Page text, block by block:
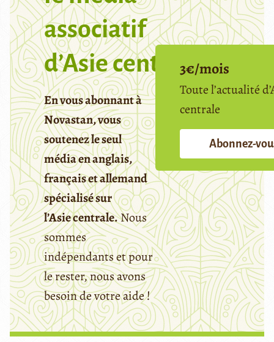
associatif
d’Asie centrale
En vous abonnant à
Novastan, vous
soutenez le seul
média en anglais,
français et allemand
spécialisé sur
l’Asie centrale.Nous
sommes
indépendants et pour
le rester, nous avons
besoin de votre aide !
3€/mois
Toute l’actualité
centrale
Abonnez-